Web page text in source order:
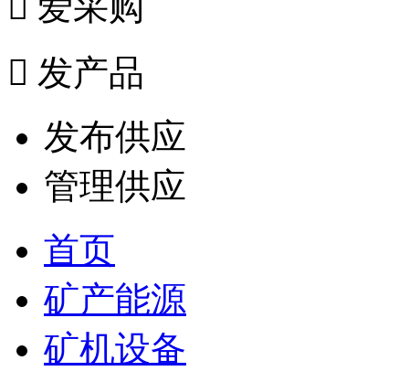
 发产品
发布供应
管理供应
首页
矿产能源
矿机设备